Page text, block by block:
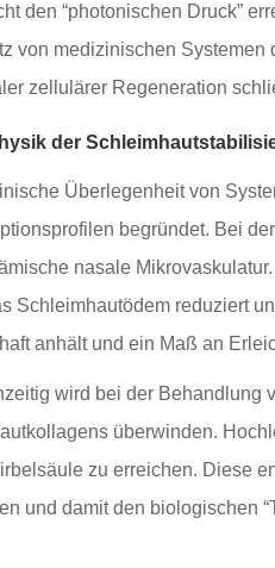
den “photonischen Druck”
von medizinischen
zellulärer Regeneration
der
Überlegenheit von
begründet. Bei
nasale
Schleimhautödem reduziert
anhält und ein Maß an
wird bei der Behandlung
überwinden.
zu erreichen. Diese
und damit den biologischen